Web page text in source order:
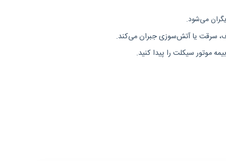
می‌شود.
سرقت یا آتش‌سوزی جبران می‌کند.
موتور سیکلت را پیدا کنید.